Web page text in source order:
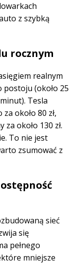
z szybką
rocznym
realnym
postoju (około 25
Tesla
około 80 zł,
za około 130 zł.
To nie jest
zsumować z
sieć
się
pełnego
mniejsze